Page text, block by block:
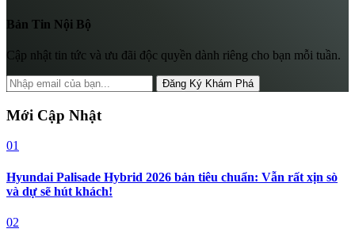
Bản Tin Nội Bộ
Cập nhật tin tức và ưu đãi độc quyền dành riêng cho bạn mỗi tuần.
Đăng Ký Khám Phá
Mới Cập Nhật
01
Hyundai Palisade Hybrid 2026 bản tiêu chuẩn: Vẫn rất xịn sò
và dự sẽ hút khách!
02